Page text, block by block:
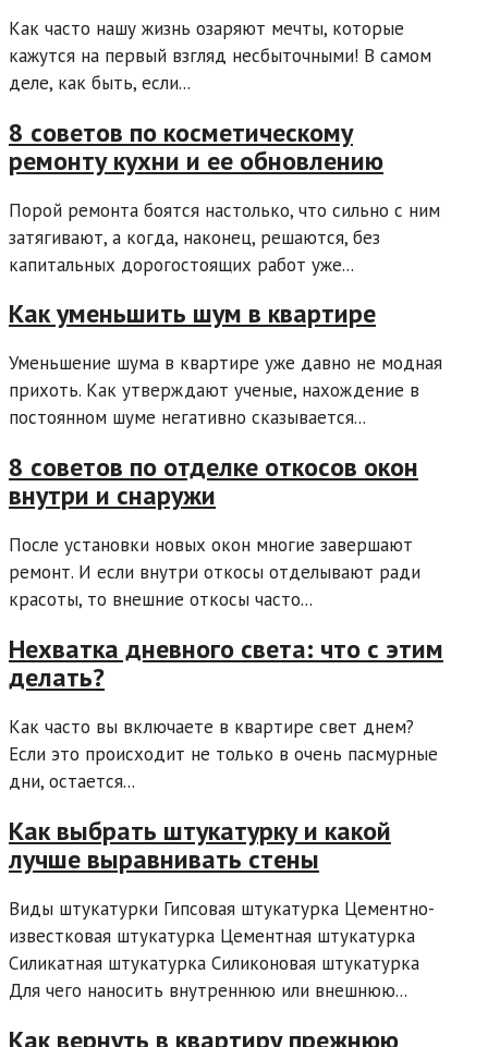
Как часто нашу жизнь озаряют мечты, которые
кажутся на первый взгляд несбыточными! В самом
деле, как быть, если...
8 советов по косметическому
ремонту кухни и ее обновлению
Порой ремонта боятся настолько, что сильно с ним
затягивают, а когда, наконец, решаются, без
капитальных дорогостоящих работ уже...
Как уменьшить шум в квартире
Уменьшение шума в квартире уже давно не модная
прихоть. Как утверждают ученые, нахождение в
постоянном шуме негативно сказывается...
8 советов по отделке откосов окон
внутри и снаружи
После установки новых окон многие завершают
ремонт. И если внутри откосы отделывают ради
красоты, то внешние откосы часто...
Нехватка дневного света: что с этим
делать?
Как часто вы включаете в квартире свет днем?
Если это происходит не только в очень пасмурные
дни, остается...
Как выбрать штукатурку и какой
лучше выравнивать стены
Виды штукатурки Гипсовая штукатурка Цементно-
известковая штукатурка Цементная штукатурка
Силикатная штукатурка Силиконовая штукатурка
Для чего наносить внутреннюю или внешнюю...
Как вернуть в квартиру прежнюю